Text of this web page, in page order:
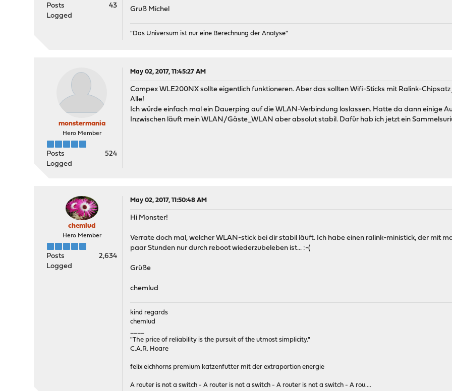
Posts
43
Logged
Gruß Michel
"Das Universum ist nur eine Berechnung der Analyse"
monstermania
Hero Member
Posts
524
Logged
May 02, 2017, 11:45:27 AM
Compex WLE200NX sollte eigentlich funktioneren. Aber das sollten Wifi-Sticks mit Ralink-
Alle!
Ich würde einfach mal ein Dauerping auf die WLAN-Verbindung loslassen. Hatte da dann einige
Inzwischen läuft mein WLAN/Gäste_WLAN aber absolut stabil. Dafür hab ich jetzt ein
chemlud
Hero Member
Posts
2,634
Logged
May 02, 2017, 11:50:48 AM
Hi Monster!
Verrate doch mal, welcher WLAN-stick bei dir stabil läuft. Ich habe einen ralink-ministick, der mit
paar Stunden nur durch reboot wiederzubeleben ist... :-(
Grüße
chemlud
kind regards
chemlud
"The price of reliability is the pursuit of the utmost simplicity."
C.A.R. Hoare
felix eichhorns premium katzenfutter mit der extraportion energie
A router is not a switch - A router is not a switch - A router is not a switch - A rou....